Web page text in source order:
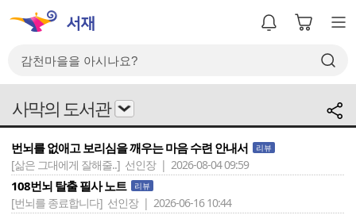
사막의 도서관
번뇌를 없애고 보리심을 깨우는 마음 수련 안내서 리뷰
[삶은 그대에게 잘해줄..] 선인장 | 2026-08-04 09:59
108번뇌 탈출 필사 노트 리뷰
[번뇌를 종료합니다] 선인장 | 2026-06-16 10:44